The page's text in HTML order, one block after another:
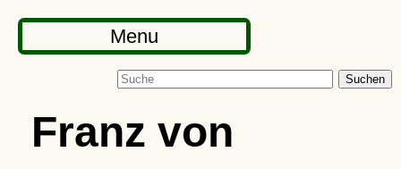
Menu
Suchen
Franz von